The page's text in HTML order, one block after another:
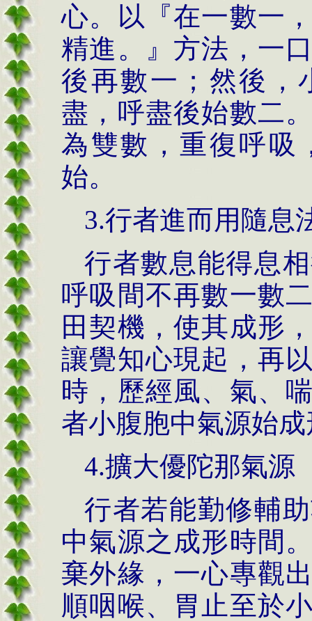
心。以『在一數一
精進。』方法，一
後再數一；然後，
盡，呼盡後始數二
為雙數，重復呼吸
始。
3.行者進而用隨息
行者數息能得息
呼吸間不再數一數
田契機，使其成形
讓覺知心現起，再
時，歷經風、氣、
者小腹胞中氣源始
4.擴大優陀那氣源
行者若能勤修輔
中氣源之成形時間
棄外緣，一心專觀
順咽喉、胃止至於